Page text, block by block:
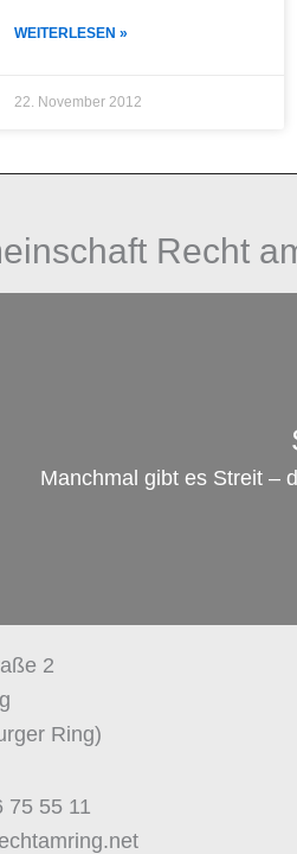
WEITERLESEN »
22. November 2012
Recht
Manchmal gibt es Streit –
2
Ring)
75 55 11